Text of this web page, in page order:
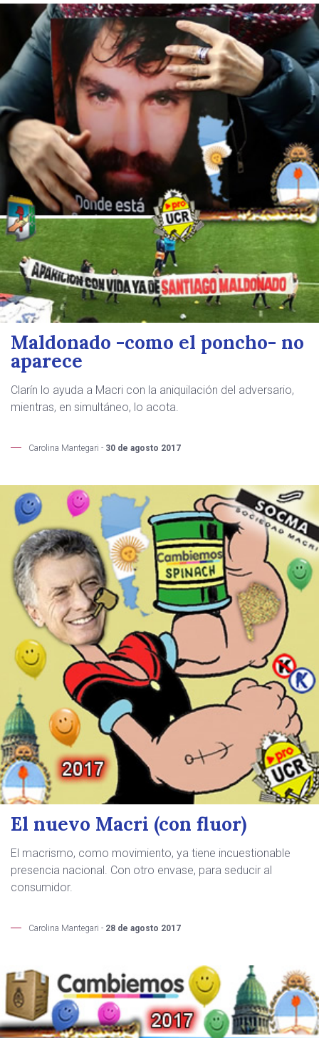
Maldonado -como el poncho- no
aparece
Clarín lo ayuda a Macri con la aniquilación del adversario,
mientras, en simultáneo, lo acota.
Carolina Mantegari - 30 de agosto 2017
El nuevo Macri (con fluor)
El macrismo, como movimiento, ya tiene incuestionable
presencia nacional. Con otro envase, para seducir al
consumidor.
Carolina Mantegari - 28 de agosto 2017